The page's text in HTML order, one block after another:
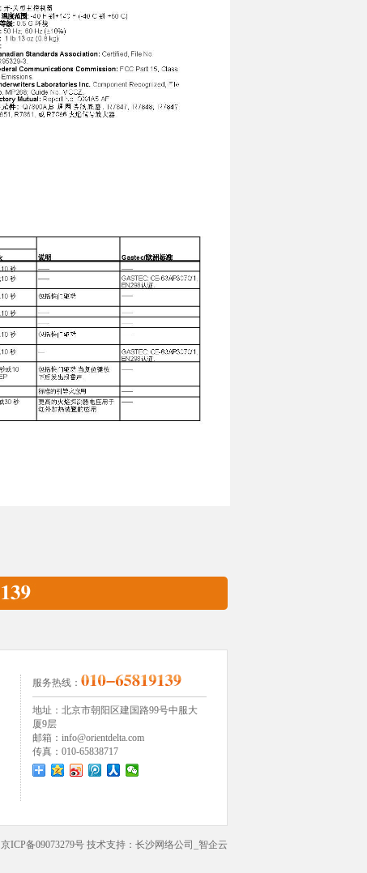
服务热线：
地址：北京市朝阳区建国路99号中服大
厦9层
邮箱：info@orientdelta.com
传真：010-65838717
京ICP备09073279号 技术支持： 长沙网络公司_智企云